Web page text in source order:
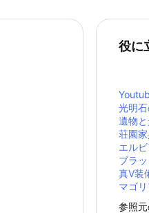
役に
光明
遺物
荘園
エル
ブラ
真Ⅴ装
マゴ
参照